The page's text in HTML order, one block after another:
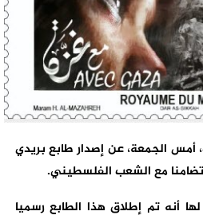
أمس الجمعة، عن إصدار طابع بريدي
مع الشعب الفلسطيني.
أنه تم إطلاق هذا الطابع رسميا